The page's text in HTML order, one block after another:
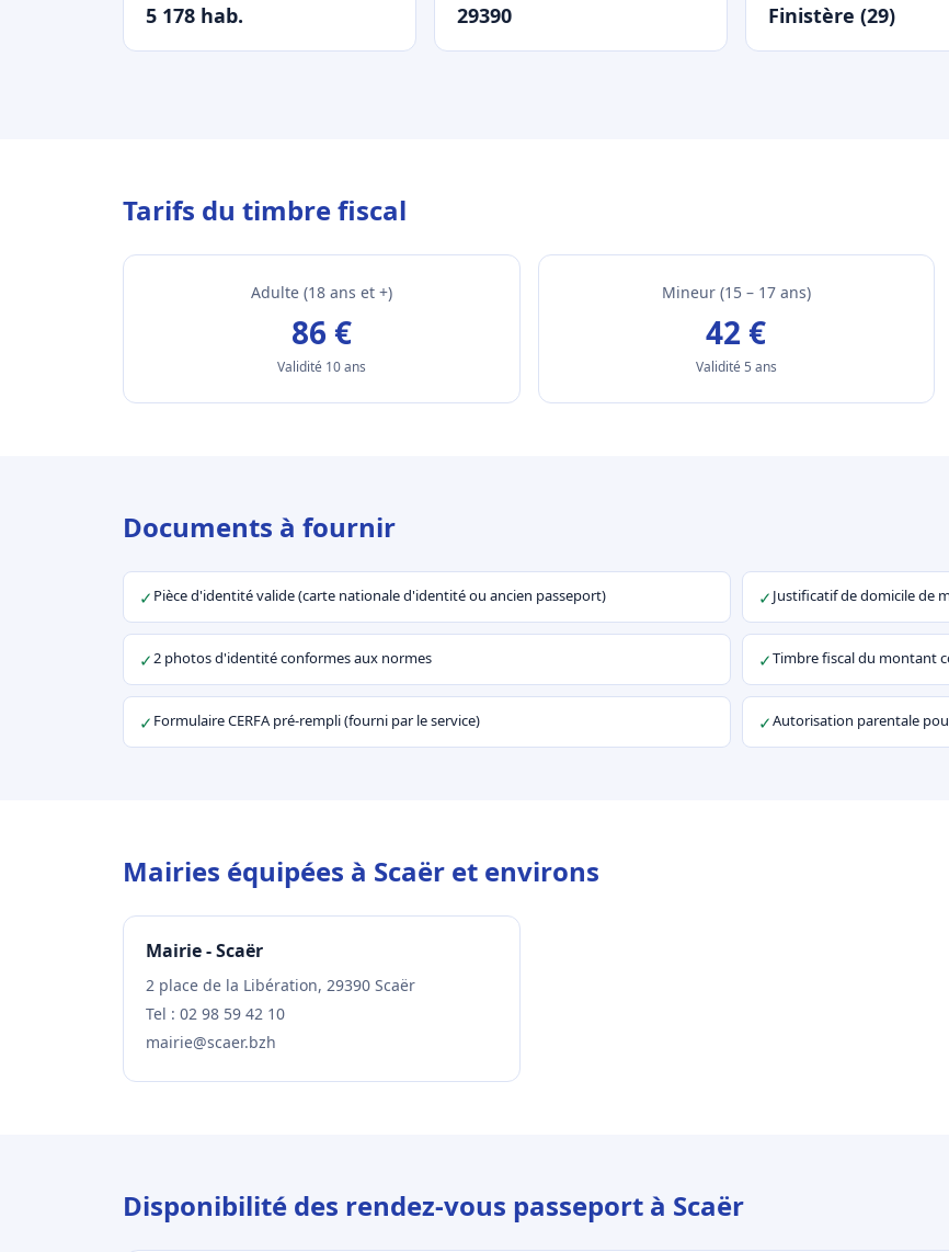
5 178 hab. 29390 Finistère (29)
Tarifs du timbre fiscal
Adulte (18 ans et +)
86 €
Validité 10 ans
Mineur (15 – 17 ans)
42 €
Validité 5 ans
Documents à fournir
✓ Pièce d'identité valide (carte nationale d'identité ou ancien passeport) ✓Justificatif de domicile de
✓2 photos d'identité conformes aux normes ✓Timbre fiscal du montant
✓ Formulaire CERFA pré-rempli (fourni par le service) ✓Autorisation parentale
Mairies équipées à Scaër et environs
Mairie - Scaër
2 place de la Libération, 29390 Scaër
Tel : 02 98 59 42 10
mairie@scaer.bzh
Disponibilité des rendez-vous passeport à Scaër